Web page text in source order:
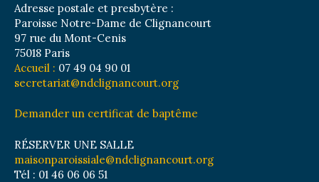
Adresse postale et presbytère :
Paroisse Notre-Dame de Clignancourt
97 rue du Mont-Cenis
75018 Paris
Accueil : 07 49 04 90 01
secretariat@ndclignancourt.org
Demander un certificat de baptême
RÉSERVER UNE SALLE
maisonparoissiale@ndclignancourt.org
Tél : 01 46 06 06 51